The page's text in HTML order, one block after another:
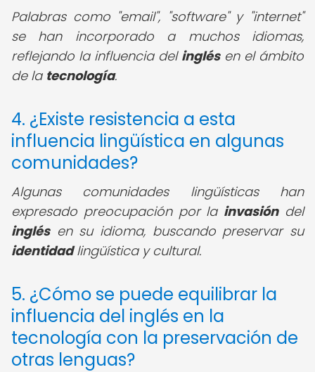
Palabras como "email", "software" y "internet"
se han incorporado a muchos idiomas,
reflejando la influencia del inglésen el ámbito
de la tecnología.
4. ¿Existe resistencia a esta
influencia lingüística en algunas
comunidades?
Algunas comunidades lingüísticas han
expresado preocupación por la invasióndel
inglésen su idioma, buscando preservar su
identidadlingüística y cultural.
5. ¿Cómo se puede equilibrar la
influencia del inglés en la
tecnología con la preservación de
otras lenguas?